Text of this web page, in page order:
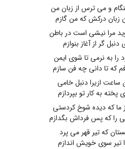
و می ترس از زبان من
زبان درکش که من گازم
مرا نیشی است در باطن
گر از آغاز بنوازم
را به نرمی تا شوی ایمن
که تا دانی چه فن سازم
ازیرا دنبل خامی
به کار تو بپردازم
ما که دیده شوخ کردستی
را که پس فرداش بگدازم
که تیر قهر می پرد
تیر سوی خویش اندازم